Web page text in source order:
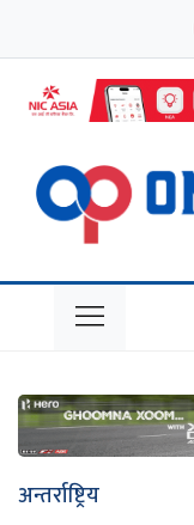
अन्तर्राष्ट्रिय